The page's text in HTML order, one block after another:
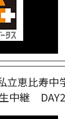
立恵比寿中
中継 DAY2